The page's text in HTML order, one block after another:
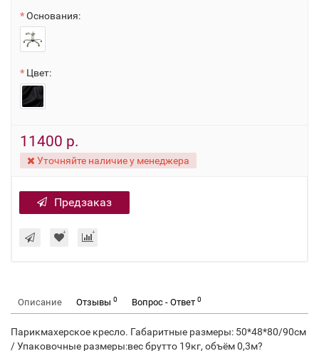
Основания:
Цвет:
11400 р.
Уточняйте наличие у менеджера
Предзаказ
Описание Отзывы 0 Вопрос - Ответ 0
Парикмахерское кресло. Габаритные размеры: 50*48*80/90см
/ Упаковочные размеры:вес брутто 19кг, объём 0,3м?